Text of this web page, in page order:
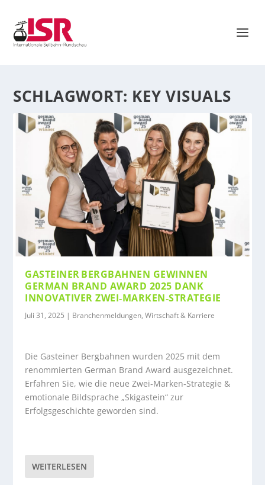
SCHLAGWORT: KEY VISUALS
GASTEINER BERGBAHNEN GEWINNEN
GERMAN BRAND AWARD 2025 DANK
INNOVATIVER ZWEI‑MARKEN‑STRATEGIE
Juli 31, 2025 | Branchenmeldungen,Wirtschaft & Karriere
Die Gasteiner Bergbahnen wurden 2025 mit dem
renommierten German Brand Award ausgezeichnet.
Erfahren Sie, wie die neue Zwei‑Marken‑Strategie &
emotionale Bildsprache „Skigastein“ zur
Erfolgsgeschichte geworden sind.
WEITERLESEN